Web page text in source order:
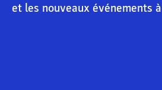
et les nouveaux événements